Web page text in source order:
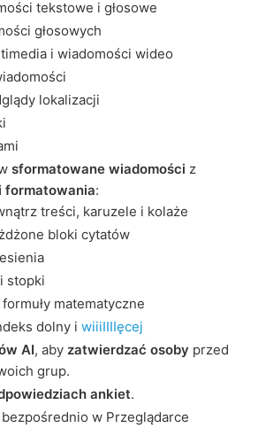
tekstowe i głosowe
głosowych
i wiadomości wideo
lokalizacji
sformatowane wiadomości z
formatowania:
treści, karuzele i kolaże
bloki cytatów
stopki
matematyczne
dolny i wiiiIIIIęcej
AI, aby zatwierdzać osoby przed
grup.
ankiet.
bezpośrednio w Przeglądarce